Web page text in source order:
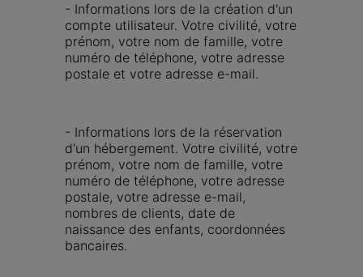
- Informations lors de la création d'un
compte utilisateur. Votre civilité, votre
prénom, votre nom de famille, votre
numéro de téléphone, votre adresse
postale et votre adresse e-mail.
- Informations lors de la réservation
d'un hébergement. Votre civilité, votre
prénom, votre nom de famille, votre
numéro de téléphone, votre adresse
postale, votre adresse e-mail,
nombres de clients, date de
naissance des enfants, coordonnées
bancaires.